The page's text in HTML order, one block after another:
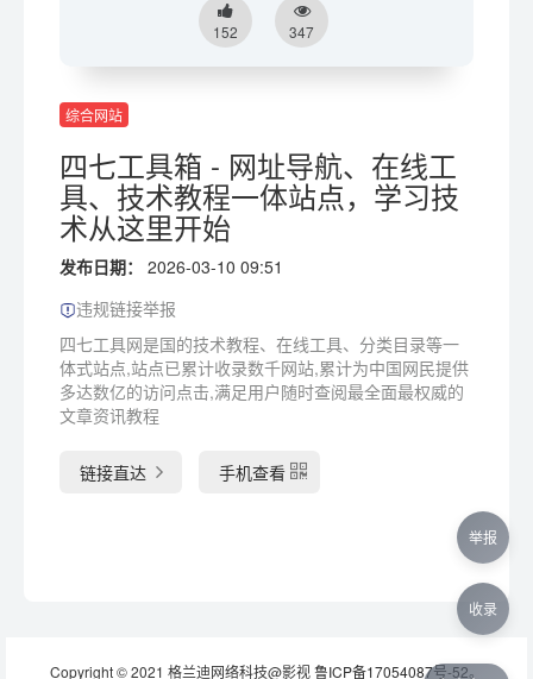
152 347
综合网站
四七工具箱 - 网址导航、在线工
具、技术教程一体站点，学习技
术从这里开始
发布日期：
2026-03-10 09:51
违规链接举报
四七工具网是国的技术教程、在线工具、分类目录等一
体式站点,站点已累计收录数千网站,累计为中国网民提供
多达数亿的访问点击,满足用户随时查阅最全面最权威的
文章资讯教程
链接直达 手机查看
Copyright © 2021 格兰迪网络科技@影视鲁ICP备17054087号-52。
举报
收录